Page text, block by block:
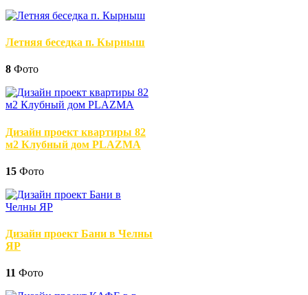
Летняя беседка п. Кырныш
8 Фото
Дизайн проект квартиры 82
м2 Клубный дом PLAZMA
15 Фото
Дизайн проект Бани в Челны
ЯР
11 Фото